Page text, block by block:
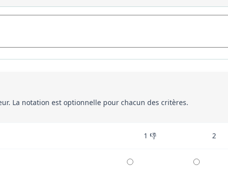
La notation est optionnelle pour chacun des critères.
1 👎 2